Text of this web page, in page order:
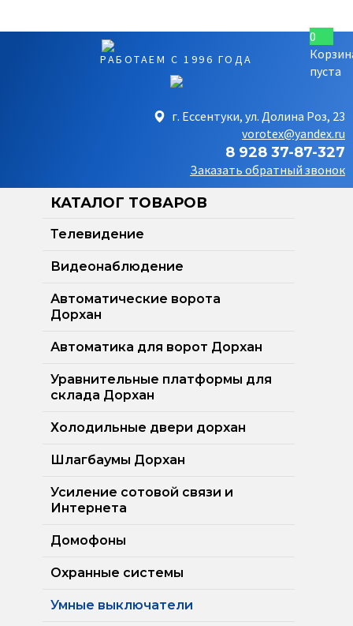
РАБОТАЕМ С 1996 ГОДА
г. Ессентуки, ул. Долина Роз, 23
vorotex@yandex.ru
8 928 37-87-327
Заказать обратный звонок
0
пуста
КАТАЛОГ ТОВАРОВ
Телевидение
Видеонаблюдение
Автоматические ворота
Дорхан
Автоматика для ворот Дорхан
Уравнительные платформы для
склада Дорхан
Холодильные двери дорхан
Шлагбаумы Дорхан
Усиление сотовой связи и
Интернета
Домофоны
Охранные системы
Умные выключатели